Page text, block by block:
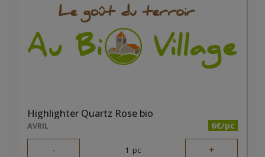
Highlighter Quartz Rose bio
AVRIL 6€/pc
- 1 pc +